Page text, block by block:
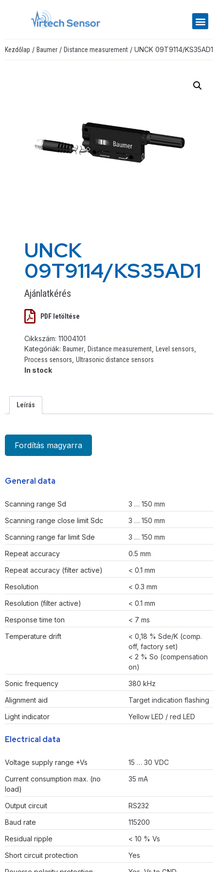
Kezdőlap / Baumer / Distance measurement / UNCK 09T9114/KS35AD1
UNCK
09T9114/KS35AD1
Ajánlatkérés
PDF letöltése
Cikkszám: 11004101
Kategóriák: Baumer Distance measurement Level sensors
Process sensors Ultrasonic distance sensors
In stock
Leírás
Fordítás magyarra
General data
Scanning range Sd
3 … 150 mm
Scanning range close limit Sdc
3 … 150 mm
Scanning range far limit Sde
3 … 150 mm
Repeat accuracy
0.5 mm
Repeat accuracy (filter active)
< 0.1 mm
Resolution
< 0.3 mm
Resolution (filter active)
< 0.1 mm
Response time ton
< 7 ms
Temperature drift
< 0,18 % Sde/K (comp.
off, factory set)
< 2 % So (compensation
on)
Sonic frequency
380 kHz
Alignment aid
Target indication flashing
Light indicator
Yellow LED / red LED
Electrical data
Voltage supply range +Vs
15 … 30 VDC
Current consumption max. (no
load)
35 mA
Output circuit
RS232
Baud rate
115200
Residual ripple
< 10 % Vs
Short circuit protection
Yes